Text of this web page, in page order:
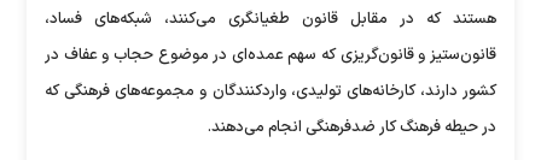
هستند که در مقابل قانون طغیانگری می‌کنند، شبکه‌های فساد،
قانون‌ستیز و قانون‌گریزی که سهم عمده‌ای در موضوع حجاب و عفاف در
کشور دارند، کارخانه‌های تولیدی، واردکنندگان و مجموعه‌های فرهنگی که
در حیطه فرهنگ کار ضدفرهنگی انجام می‌دهند.